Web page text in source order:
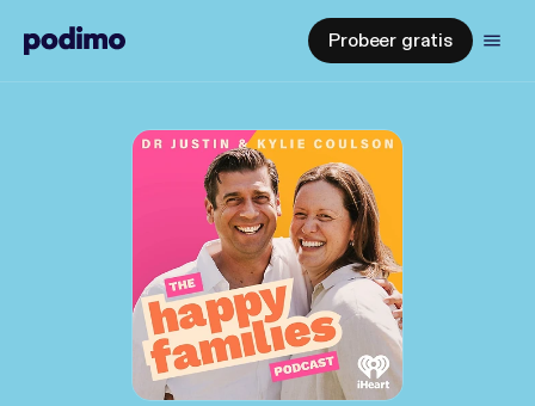
Probeer gratis